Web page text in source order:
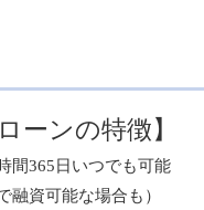
ーンの特徴】
間365日いつでも可能
融資可能な場合も）